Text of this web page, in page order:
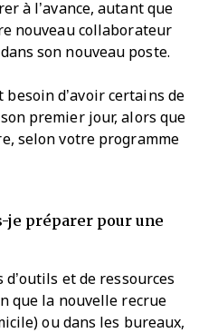
à l’avance, autant que
nouveau collaborateur
son nouveau poste.
d’avoir certains de
premier jour, alors que
selon votre programme
je préparer pour une
d’outils et de ressources
que la nouvelle recrue
ou dans les bureaux,